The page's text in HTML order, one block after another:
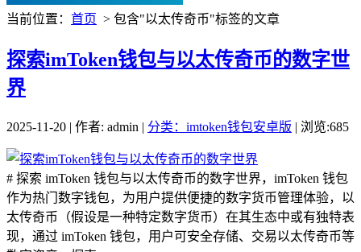
当前位置： 首页 > 包含"以太传奇币"标签的文章
探索imToken钱包与以太传奇币的数字世
界
2025-11-20 | 作者: admin | 分类：imtoken钱包安卓版 | 浏览:685
# 探索 imToken 钱包与以太传奇币的数字世界，imToken 钱包
作为热门数字钱包，为用户提供便捷的数字货币管理体验，以
太传奇币（假设是一种特定数字货币）在其生态中或有独特表
现，通过 imToken 钱包，用户可安全存储、交易以太传奇币等